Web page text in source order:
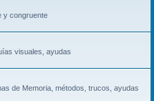
y congruente
visuales, ayudas
de Memoria, métodos, trucos, ayudas